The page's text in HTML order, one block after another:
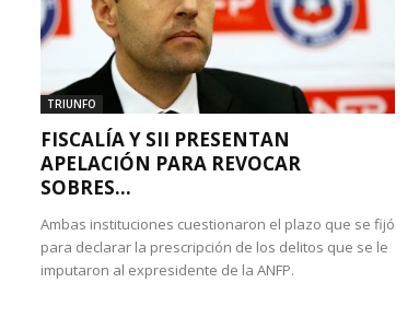
TRIUNFO
FISCALÍA Y SII PRESENTAN
APELACIÓN PARA REVOCAR
SOBRES...
Ambas instituciones cuestionaron el plazo que se fijó
para declarar la prescripción de los delitos que se le
imputaron al expresidente de la ANFP.